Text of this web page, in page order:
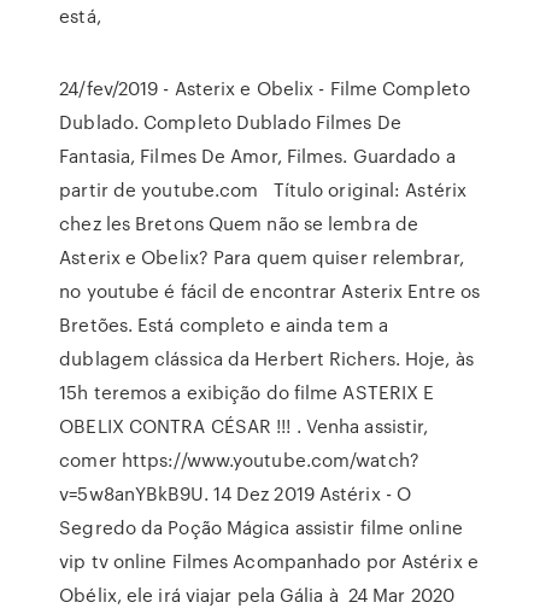
está,
24/fev/2019 - Asterix e Obelix - Filme Completo
Dublado. Completo Dublado Filmes De
Fantasia, Filmes De Amor, Filmes. Guardado a
partir de youtube.com Título original: Astérix
chez les Bretons Quem não se lembra de
Asterix e Obelix? Para quem quiser relembrar,
no youtube é fácil de encontrar Asterix Entre os
Bretões. Está completo e ainda tem a
dublagem clássica da Herbert Richers. Hoje, às
15h teremos a exibição do filme ASTERIX E
OBELIX CONTRA CÉSAR !!! . Venha assistir,
comer https://www.youtube.com/watch?
v=5w8anYBkB9U. 14 Dez 2019 Astérix - O
Segredo da Poção Mágica assistir filme online
vip tv online Filmes Acompanhado por Astérix e
Obélix, ele irá viajar pela Gália à 24 Mar 2020